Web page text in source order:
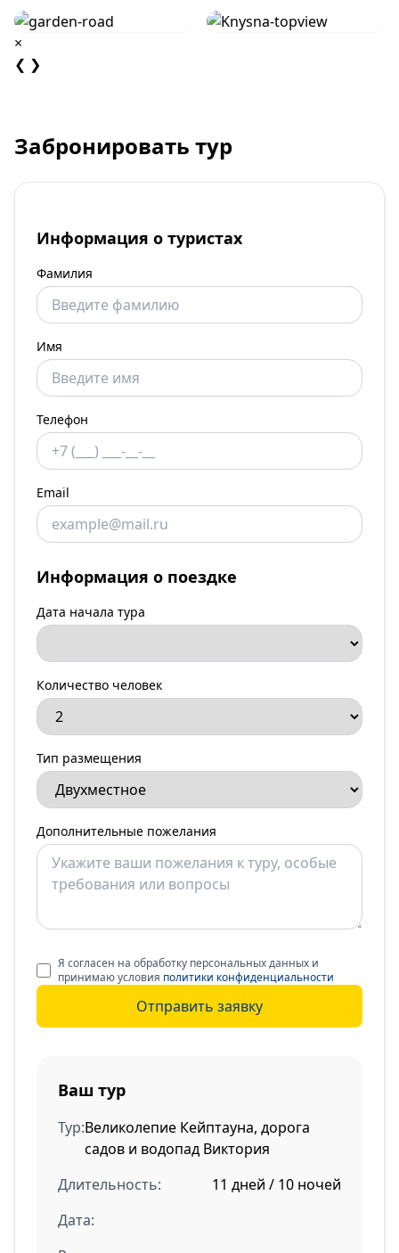
×
❮ ❯
Забронировать тур
Информация о туристах
Фамилия
Имя
Телефон
Email
Информация о поездке
Дата начала тура
Количество человек
Тип размещения
Дополнительные пожелания
Я согласен на обработку персональных данных и
принимаю условия политики конфиденциальности
Отправить заявку
Ваш тур
Тур:Великолепие Кейптауна, дорога
садов и водопад Виктория
Длительность:
11 дней / 10 ночей
Дата: